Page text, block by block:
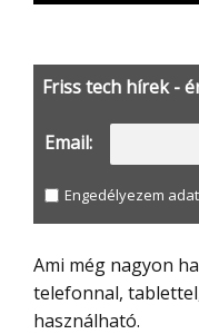
Friss tech hírek -
Email:
Engedélyezem
Ami még nagyon hasznos, hogy bluetooth által
telefonnal,
használható.